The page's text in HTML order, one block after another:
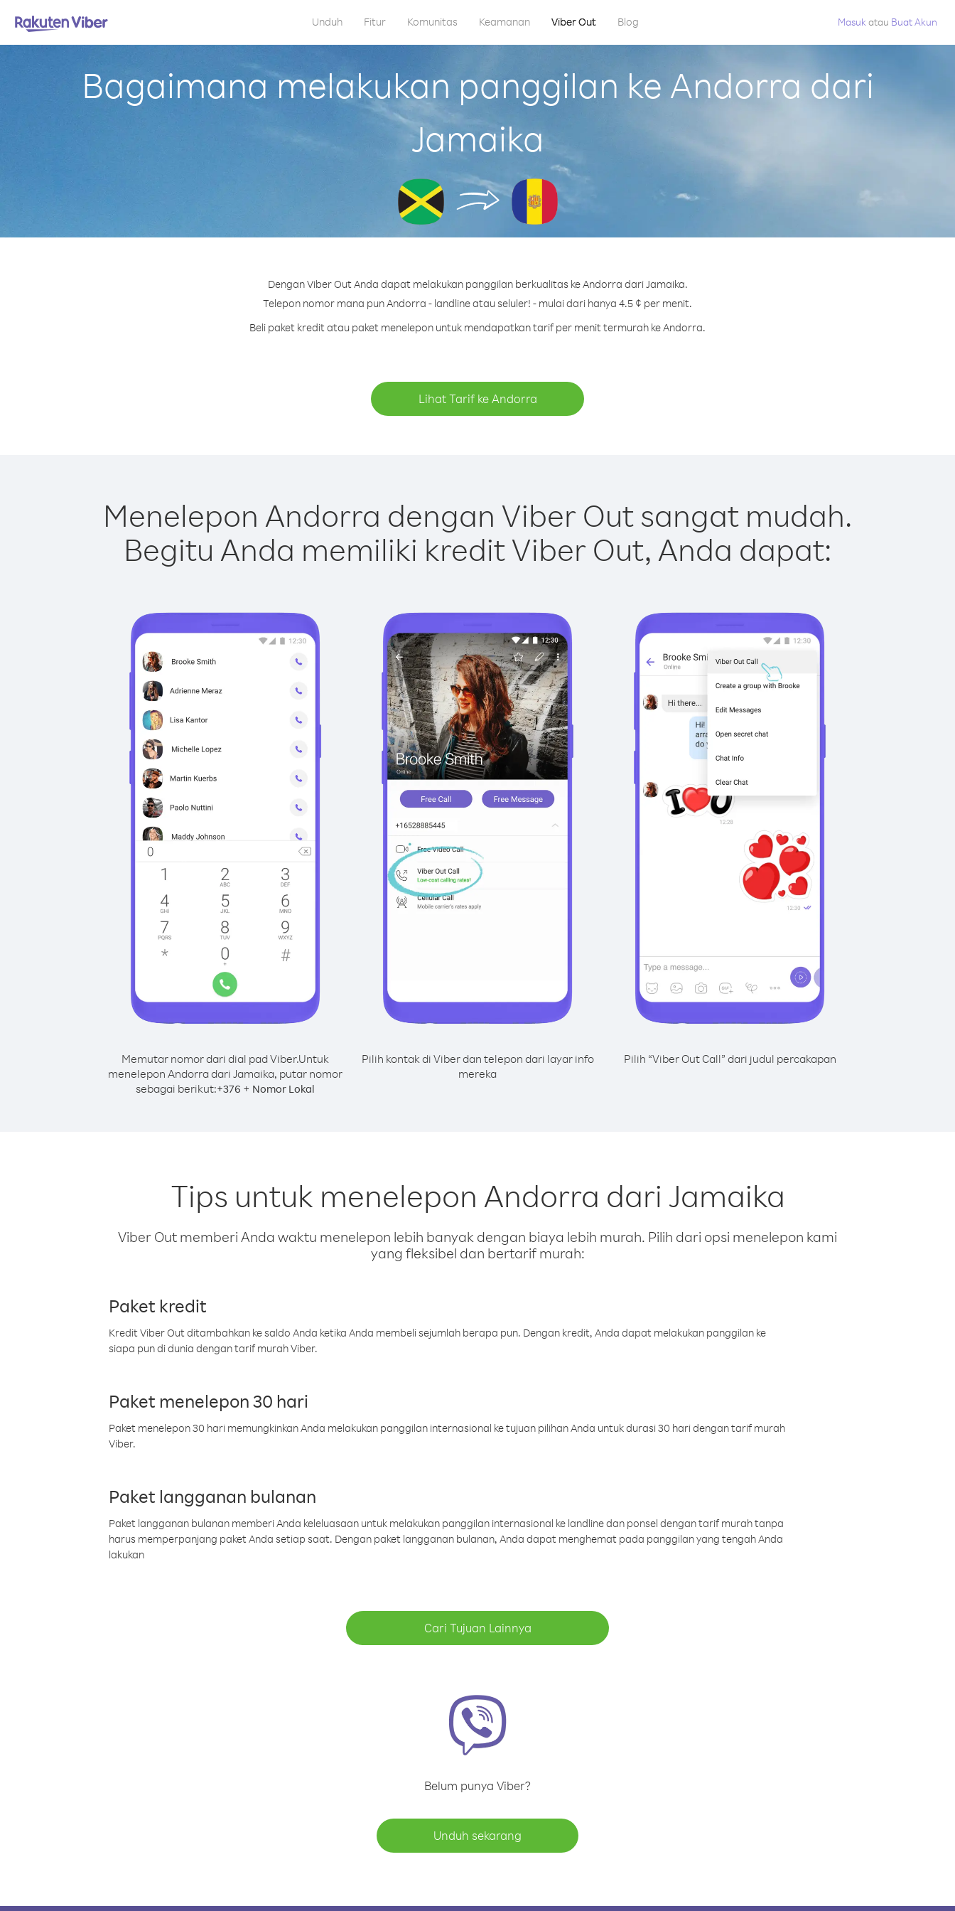
Unduh Fitur Komunitas Keamanan Viber Out Blog Masuk atau Buat Akun
Bagaimana melakukan panggilan ke Andorra dari
Jamaika
Dengan Viber Out Anda dapat melakukan panggilan berkualitas ke Andorra dari Jamaika.
Telepon nomor mana pun Andorra - landline atau seluler! - mulai dari hanya 4.5 ¢ per menit.
Beli paket kredit atau paket menelepon untuk mendapatkan tarif per menit termurah ke Andorra.
Lihat Tarif ke Andorra
Menelepon Andorra dengan Viber Out sangat mudah.
Begitu Anda memiliki kredit Viber Out, Anda dapat:
Memutar nomor dari dial pad Viber.Untuk
menelepon Andorra dari Jamaika, putar nomor
sebagai berikut:+376 + Nomor Lokal
Pilih kontak di Viber dan telepon dari layar info
mereka
Pilih “Viber Out Call” dari judul percakapan
Tips untuk menelepon Andorra dari Jamaika
Viber Out memberi Anda waktu menelepon lebih banyak dengan biaya lebih murah. Pilih dari opsi menelepon kami
yang fleksibel dan bertarif murah:
Paket kredit
Kredit Viber Out ditambahkan ke saldo Anda ketika Anda membeli sejumlah berapa pun. Dengan kredit, Anda dapat melakukan panggilan ke
siapa pun di dunia dengan tarif murah Viber.
Paket menelepon 30 hari
Paket menelepon 30 hari memungkinkan Anda melakukan panggilan internasional ke tujuan pilihan Anda untuk durasi 30 hari dengan tarif murah
Viber.
Paket langganan bulanan
Paket langganan bulanan memberi Anda keleluasaan untuk melakukan panggilan internasional ke landline dan ponsel dengan tarif murah tanpa
harus memperpanjang paket Anda setiap saat. Dengan paket langganan bulanan, Anda dapat menghemat pada panggilan yang tengah Anda
lakukan
Cari Tujuan Lainnya
Belum punya Viber?
Unduh sekarang